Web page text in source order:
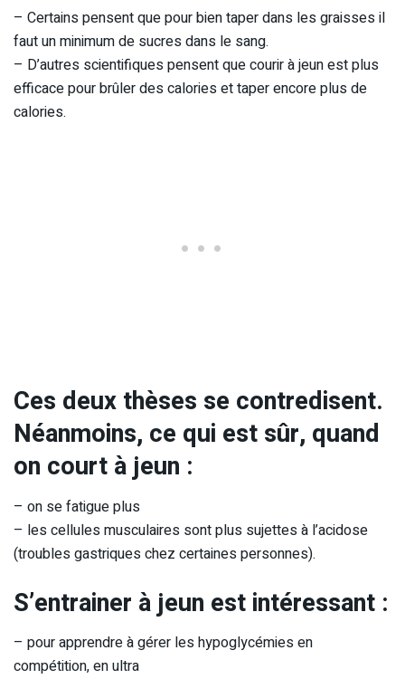
– Certains pensent que pour bien taper dans les graisses il
faut un minimum de sucres dans le sang.
– D’autres scientifiques pensent que courir à jeun est plus
efficace pour brûler des calories et taper encore plus de
calories.
Ces deux thèses se contredisent.
Néanmoins, ce qui est sûr, quand
on court à jeun :
– on se fatigue plus
– les cellules musculaires sont plus sujettes à l’acidose
(troubles gastriques chez certaines personnes).
S’entrainer à jeun est intéressant :
– pour apprendre à gérer les hypoglycémies en
compétition, en ultra